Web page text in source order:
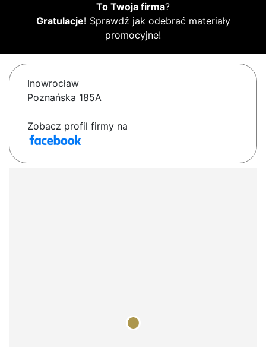
To Twoja firma?
Gratulacje! Sprawdź jak odebrać materiały
promocyjne!
Inowrocław
Poznańska 185A
Zobacz profil firmy na